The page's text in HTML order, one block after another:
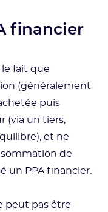
financier
fait que
(généralement
puis
(via un tiers,
et ne
de
un PPA financier.
peut pas être